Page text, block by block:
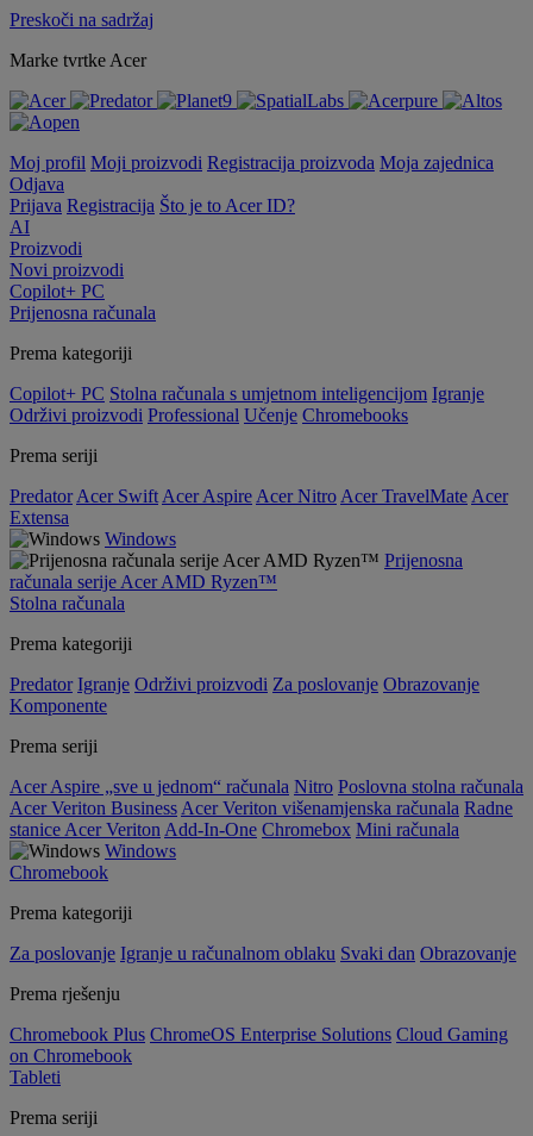
Preskoči na sadržaj
Marke tvrtke Acer
Moj profil Moji proizvodi Registracija proizvoda Moja zajednica
Odjava
Prijava Registracija Što je to Acer ID?
AI
Proizvodi
Novi proizvodi
Copilot+ PC
Prijenosna računala
Prema kategoriji
Copilot+ PC Stolna računala s umjetnom inteligencijom Igranje
Održivi proizvodi Professional Učenje Chromebooks
Prema seriji
Predator Acer Swift Acer Aspire Acer Nitro Acer TravelMate Acer
Extensa
Windows
Prijenosna
računala serije Acer AMD Ryzen™
Stolna računala
Prema kategoriji
Predator Igranje Održivi proizvodi Za poslovanje Obrazovanje
Komponente
Prema seriji
Acer Aspire „sve u jednom“ računala Nitro Poslovna stolna računala
Acer Veriton Business Acer Veriton višenamjenska računala Radne
stanice Acer Veriton Add-In-One Chromebox Mini računala
Windows
Chromebook
Prema kategoriji
Za poslovanje Igranje u računalnom oblaku Svaki dan Obrazovanje
Prema rješenju
Chromebook Plus ChromeOS Enterprise Solutions Cloud Gaming
on Chromebook
Tableti
Prema seriji